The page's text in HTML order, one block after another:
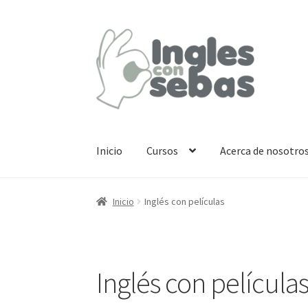
Inicio Cursos Acerca de
Inicio Inglés con películas
Inglés con